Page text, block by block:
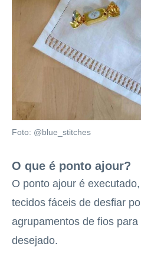
Foto: @blue_stitches
O que é ponto ajour?
O ponto ajour é
tecidos fáceis de desfiar
agrupamentos de fios
desejado.